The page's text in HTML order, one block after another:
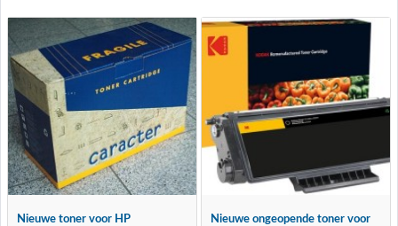
Nieuwe toner voor HP Nieuwe ongeopende toner voor